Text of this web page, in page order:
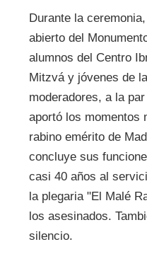
Durante la
abierto del
alumnos del Centro
Mitzvá y jóvenes de
moderadores, a la
aportó los momentos
rabino emérito de
concluye sus
casi 40 años al
la plegaria "El Malé
los asesinados.
silencio.